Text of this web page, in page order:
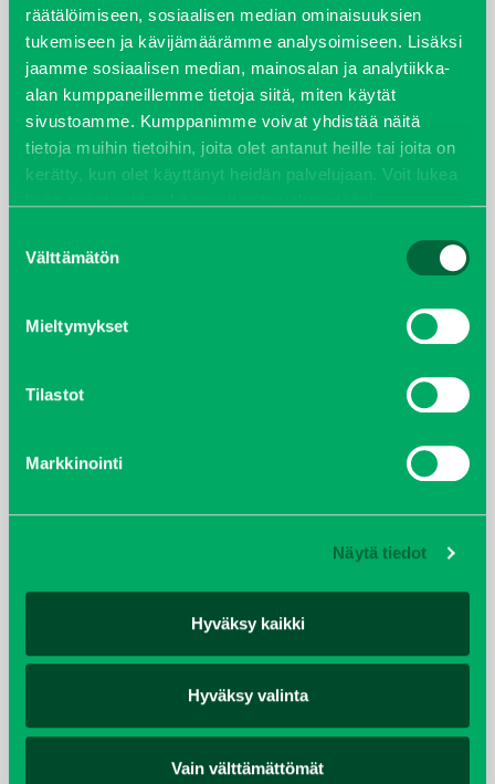
räätälöimiseen, sosiaalisen median ominaisuuksien
tukemiseen ja kävijämäärämme analysoimiseen. Lisäksi
jaamme sosiaalisen median, mainosalan ja analytiikka-
alan kumppaneillemme tietoja siitä, miten käytät
sivustoamme. Kumppanimme voivat yhdistää näitä
tietoja muihin tietoihin, joita olet antanut heille tai joita on
kerätty, kun olet käyttänyt heidän palvelujaan. Voit lukea
valinta
Välttämätön
Mieltymykset
Tilastot
Markkinointi
Näytä tiedot
Hyväksy kaikki
Hyväksy valinta
Vain välttämättömät
joulukuu 2022
huhtikuu 2022
helmikuu 2022
joulukuu 2021
lokakuu 2021
joulukuu 2019
huhtikuu 2019
joulukuu 2017